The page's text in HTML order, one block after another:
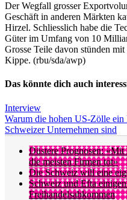
Der Wegfall grosser
Geschäft in anderen Märkten
Hirzel. Schliesslich habe die
Güter im Umfang von 10
Grosse Teile davon stünden
Kippe. (rbu/sda/awp)
Das könnte dich auch
Interview
Warum die hohen US-Zölle
Schweizer Unternehmen sind
Düstere Prognosen:
die meisten Firmen tot»
Die Schweiz will eine
Schweiz und Efta
Freihandelsabkommen